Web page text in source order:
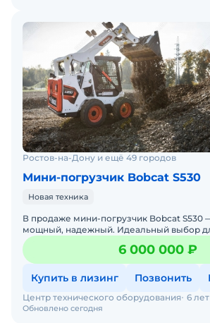
Ростов-на-Дону и ещё 49 городов
Мини-погрузчик Bobcat S530
Новая техника
В продаже мини-погрузчик Bobcat S530
мощный, надежный. Идеальный выбор
стройке, в коммунальном хозяйстве, на
Бобке
6 000 000 ₽
Купить в лизинг Позвонить
Обновлено сегодня
Центр технического оборудования 6